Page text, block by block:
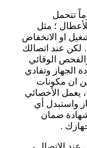
تتحمل
؛ مثل
او الانخفاض
لكن عند اتصالك
والفحص الوقائي
الجهاز وتفادي
من ان مكونات
يعمل الأخصائي
واستبدل أي
شهادة ضمان
.